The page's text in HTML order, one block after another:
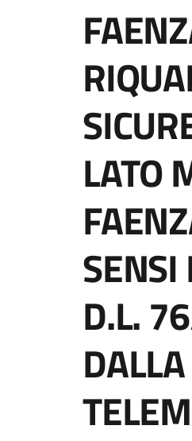
LATO
SENSI
D.L.